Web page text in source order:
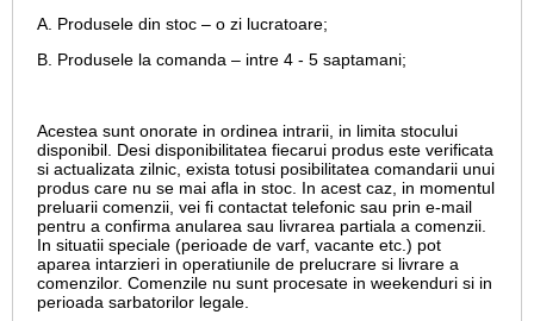
A. Produsele din stoc – o zi lucratoare;
B. Produsele la comanda – intre 4 - 5 saptamani;
Acestea sunt onorate in ordinea intrarii, in limita stocului
disponibil. Desi disponibilitatea fiecarui produs este verificata
si actualizata zilnic, exista totusi posibilitatea comandarii unui
produs care nu se mai afla in stoc. In acest caz, in momentul
preluarii comenzii, vei fi contactat telefonic sau prin e-mail
pentru a confirma anularea sau livrarea partiala a comenzii.
In situatii speciale (perioade de varf, vacante etc.) pot
aparea intarzieri in operatiunile de prelucrare si livrare a
comenzilor. Comenzile nu sunt procesate in weekenduri si in
perioada sarbatorilor legale.